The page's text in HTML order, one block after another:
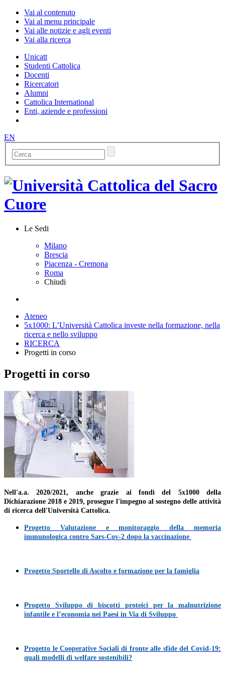
Vai al contenuto
Vai al menu principale
Vai alle notizie e agli eventi
Vai alla ricerca
Unicatt
Studenti Cattolica
Docenti
Ricercatori
Alumni
Cattolica International
Enti, aziende e professioni
EN
Le Sedi
Milano
Brescia
Piacenza - Cremona
Roma
Chiudi
Ateneo
5x1000: L’Università Cattolica investe nella formazione, nella
ricerca e nello sviluppo
RICERCA
Progetti in corso
Progetti in corso
Nell'a.a. 2020/2021, anche grazie ai fondi del 5x1000 della
Dichiarazione 2018 e 2019, prosegue l'impegno al sostegno delle attività
di ricerca dell'Università Cattolica.
Progetto Valutazione e monitoraggio della memoria
immunologica contro Sars-Cov-2 dopo la vaccinazione
Progetto Sportello di Ascolto e formazione per la famiglia
Progetto Sviluppo di biscotti proteici per la malnutrizione
infantile e l’economia nei Paesi in Via di Sviluppo
Progetto le Cooperative Sociali di fronte alle sfide del Covid-19:
quali modelli di welfare sostenibili?